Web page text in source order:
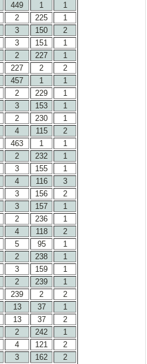
449 1
1
2 225
1
3 150
2
3 151
1
2 227
1
227 2
2
457 1
1
2 229
1
3 153
1
2 230
1
4 115
2
463 1
1
2 232
1
3 155
1
4 116
3
3 156
2
3 157
1
2 236
1
4 118
2
5 95
1
2 238
1
3 159
1
2 239
1
239 2
2
13 37
1
13 37
2
2 242
1
4 121
2
3 162
2